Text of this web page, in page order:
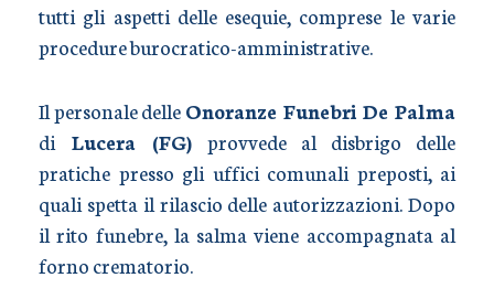
tutti gli aspetti delle esequie, comprese le varie
procedure burocratico-amministrative.
Il personale delleOnoranze Funebri De Palma
di Lucera (FG) provvede al disbrigo delle
pratiche presso gli uffici comunali preposti, ai
quali spetta il rilascio delle autorizzazioni. Dopo
il rito funebre, la salma viene accompagnata al
forno crematorio.